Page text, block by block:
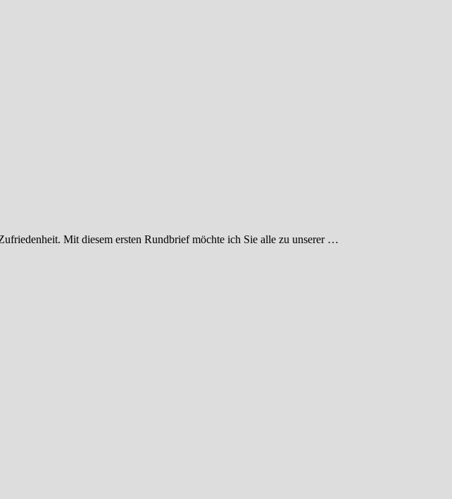
Mit diesem ersten Rundbrief möchte ich Sie alle zu unserer …